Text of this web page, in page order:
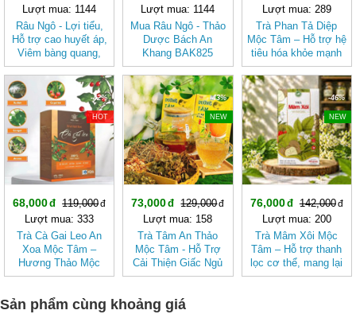
Lượt mua: 1144
Râu Ngô - Lợi tiểu,
Hỗ trợ cao huyết áp,
Viêm bàng quang,
Sỏi thận BAK825
Lượt mua: 1144
Mua Râu Ngô - Thảo
Dược Bách An
Khang BAK825
Lượt mua: 289
Trà Phan Tả Diệp
Mộc Tâm – Hỗ trợ hệ
tiêu hóa khỏe mạnh
-42%
HOT
68,000
119,000
Lượt mua: 333
Trà Cà Gai Leo An
Xoa Mộc Tâm –
Hương Thảo Mộc
Cho Ngày Thư Thái
-43%
NEW
73,000
129,000
Lượt mua: 158
Trà Tâm An Thảo
Mộc Tâm - Hỗ Trợ
Cải Thiện Giấc Ngủ
-46%
NEW
76,000
142,000
Lượt mua: 200
Trà Mâm Xôi Mộc
Tâm – Hỗ trợ thanh
lọc cơ thể, mang lại
cảm giác nhẹ nhàng
Sản phẩm cùng khoảng giá